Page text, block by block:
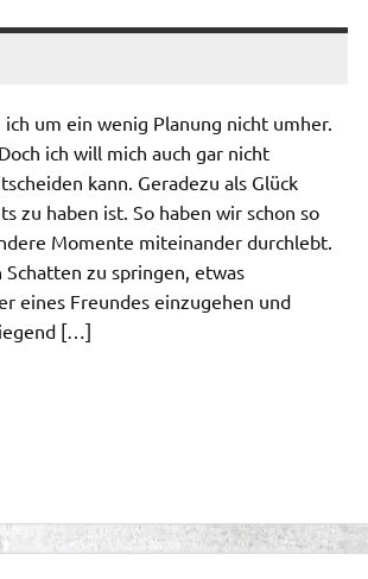
um ein wenig Planung nicht umher.
ich will mich auch gar nicht
kann. Geradezu als Glück
zu haben ist. So haben wir schon so
Momente miteinander durchlebt.
zu springen, etwas
eines Freundes einzugehen und
[…]